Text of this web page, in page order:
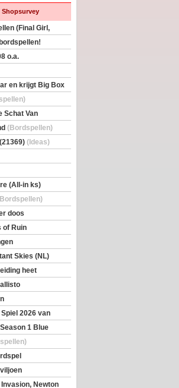
Shopsurvey
(Final Girl,
o.a.
Strong
en krijgt Big Box
Schat Van
(Bordspellen)
(Ideas)
(All-in ks)
doos
of Ruin
Skies (NL)
heet
2026 van
1 Blue
Newton